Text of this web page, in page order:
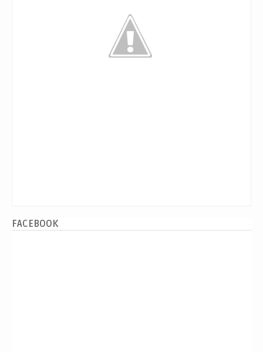
FACEBOOK